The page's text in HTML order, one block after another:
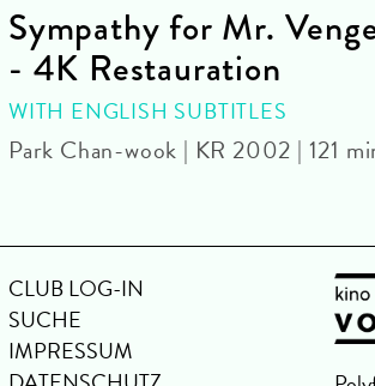
Sympathy for Mr.
- 4K Restauration
WITH ENGLISH SUBTITLES
Park Chan-wook | KR 2002 | 121
CLUB LOG-IN
SUCHE
IMPRESSUM